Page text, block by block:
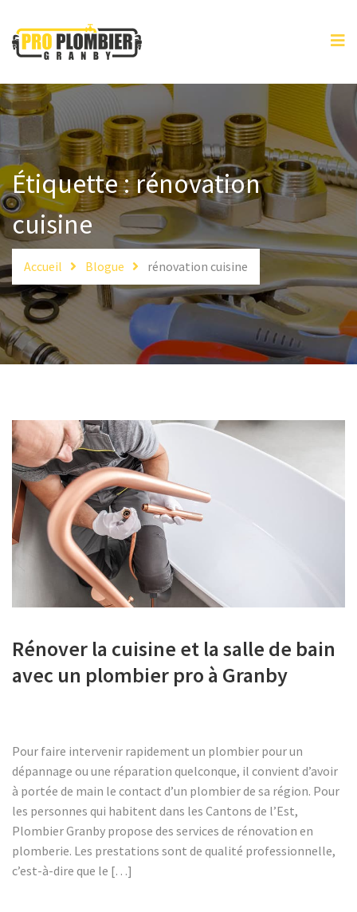
ACCUEIL
SERVICES
SPÉCIALISTES
SOUMISSION
URGENCE
CONTACT
Étiquette :rénovation
cuisine
Accueil Blogue rénovation cuisine
Rénover la cuisine et la salle de bain
avec un plombier pro à Granby
Pour faire intervenir rapidement un plombier pour un
dépannage ou une réparation quelconque, il convient d’avoir
à portée de main le contact d’un plombier de sa région. Pour
les personnes qui habitent dans les Cantons de l’Est,
Plombier Granby propose des services de rénovation en
plomberie. Les prestations sont de qualité professionnelle,
c’est-à-dire que le […]